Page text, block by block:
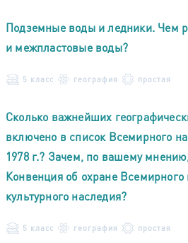
Подземные воды и ледники. Чем
и межпластовые воды?
5 класс география простая
Сколько важнейших
включено в список Всемирного
1978 г.? Зачем, по вашему
Конвенция об охране Всемирного
культурного наследия?
5 класс география простая